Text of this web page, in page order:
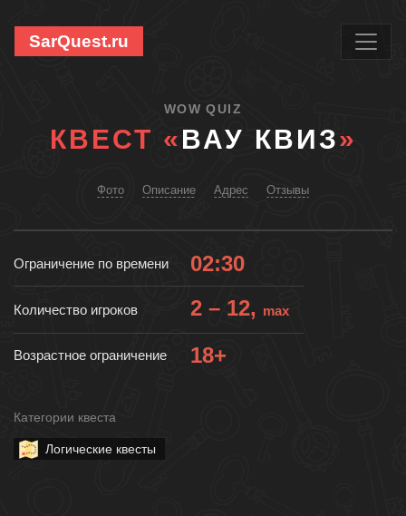
SarQuest.ru
WOW QUIZ
КВЕСТ «ВАУ КВИЗ»
Фото Описание Адрес Отзывы
Ограничение по времени 02:30
Количество игроков 2 – 12, max
Возрастное ограничение 18+
Категории квеста
Логические квесты